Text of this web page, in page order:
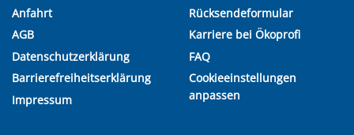
Anfahrt
AGB
Datenschutzerklärung
Barrierefreiheitserklärung
Impressum
Rücksendeformular
Karriere bei Ökoprofi
FAQ
Cookieeinstellungen
anpassen